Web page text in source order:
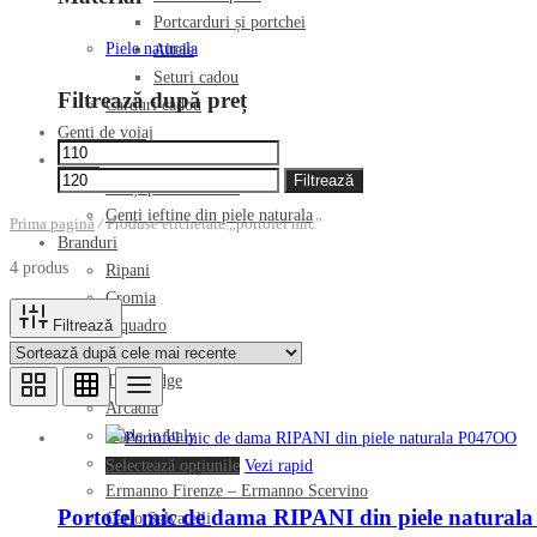
Portcarduri și portchei
Altele
Seturi cadou
Carduri cadou
Genti de voiaj
Outlet
Genți piele reduceri
Genti ieftine din piele naturala
Branduri
Ripani
Cromia
Piquadro
Nannini
The Bridge
Arcadia
Made in Italy
Plein Sport
Ermanno Firenze – Ermanno Scervino
Carlo Salvatelli
Piele naturala
Filtrează după preț
Preț
minim
maxim
Filtrează
Prima pagină /Produse etichetate „portofel mic”
4 produs
Filtrează
Selectează opțiunile Acest
produs
are
Vezi rapid
Portofel mic de dama RIPANI din piele naturala